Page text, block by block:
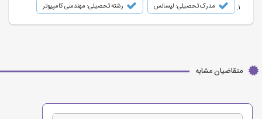
مدرک تحصیلی: لیسانس رشته تحصیلی: مهندسی کامپیوتر
متقاضیان مشابه